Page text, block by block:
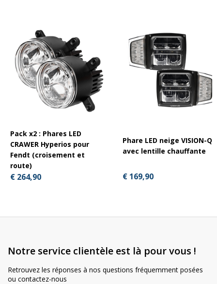
Pack x2 : Phares LED
CRAWER Hyperios pour
Fendt (croisement et
route)
€ 264,90
Phare LED neige VISION-Q
avec lentille chauffante
€ 169,90
Notre service clientèle est là pour vous !
Retrouvez les réponses à nos questions fréquemment posées
ou contactez-nous